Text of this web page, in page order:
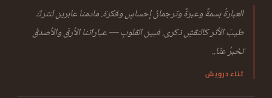
العبارةُ بسمةٌ وعبرةٌ وترجمانُ إحساسٍ وفكرة. مادمنا عابرين لنتركَ
طيبَ الأثر كالنقشِ ذكرى. فبين القلوبِ — عباراتنا الأرقّ والأصدقُ
تخبرُ عنّا..
ثناء درويش